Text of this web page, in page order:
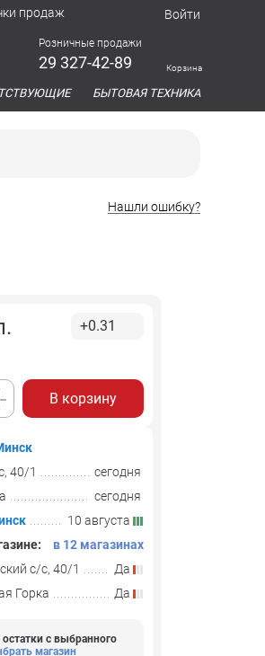
продаж Войти
Розничные продажи
29 327-42-89 Корзина
БЫТОВАЯ ТЕХНИКА
Нашли ошибку?
+0.31
В корзину
40/1
сегодня
сегодня
10 августа
в 12 магазинах
с/с, 40/1
Да
Горка
Да
с выбранного
магазин